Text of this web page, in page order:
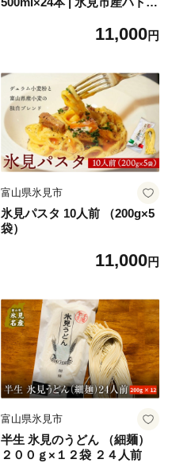
11,000円
富山県氷見市
氷見パスタ 10人前 （200g×5
袋）
11,000円
富山県氷見市
半生 氷見のうどん （細麺）
２００ｇ×１２袋 ２４人前